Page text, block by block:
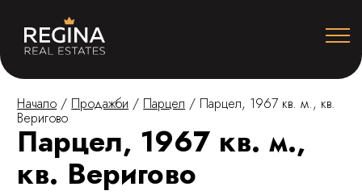
Начало / Продажби / Парцел / Парцел, 1967 кв. м., кв.
Веригово
Парцел, 1967 кв. м.,
кв. Веригово